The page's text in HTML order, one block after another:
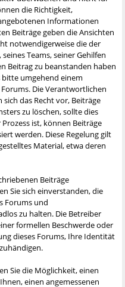
die Richtigkeit,
Informationen
Beiträge geben die Ansichten
notwendigerweise die der
Teams, seiner Gehilfen
Beitrag zu beanstanden haben
umgehend einem
Die Verantwortlichen
das Recht vor, Beiträge
zu löschen, sollte dies
ist, können Beiträge
werden. Diese Regelung gilt
Material, etwa deren
Beiträge
Sie sich einverstanden, die
Forums und
zu halten. Die Betreiber
formellen Beschwerde oder
dieses Forums, Ihre Identität
Sie die Möglichkeit, einen
einen angemessenen